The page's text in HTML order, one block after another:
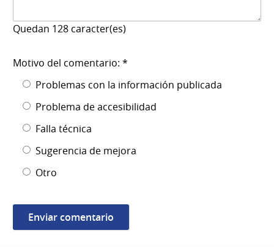
Quedan 128 caracter(es)
Motivo del comentario: *
Problemas con la información publicada
Problema de accesibilidad
Falla técnica
Sugerencia de mejora
Otro